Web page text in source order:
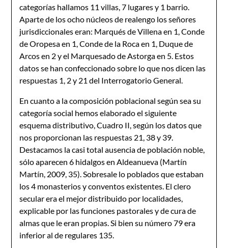
categorías hallamos 11 villas, 7 lugares y 1 barrio.
Aparte de los ocho núcleos de realengo los señores
jurisdiccionales eran: Marqués de Villena en 1, Conde
de Oropesa en 1, Conde de la Roca en 1, Duque de
Arcos en 2 y el Marquesado de Astorga en 5. Estos
datos se han confeccionado sobre lo que nos dicen las
respuestas 1, 2 y 21 del Interrogatorio General.
En cuanto a la composición poblacional según sea su
categoría social hemos elaborado el siguiente
esquema distributivo, Cuadro II, según los datos que
nos proporcionan las respuestas 21, 38 y 39.
Destacamos la casi total ausencia de población noble,
sólo aparecen 6 hidalgos en Aldeanueva (Martín
Martín, 2009, 35). Sobresale lo poblados que estaban
los 4 monasterios y conventos existentes. El clero
secular era el mejor distribuido por localidades,
explicable por las funciones pastorales y de cura de
almas que le eran propias. Si bien su número 79 era
inferior al de regulares 135.